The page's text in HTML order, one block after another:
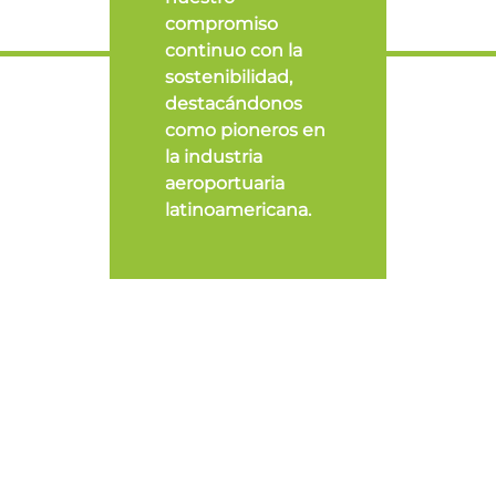
compromiso
continuo con la
sostenibilidad,
destacándonos
como pioneros en
la industria
aeroportuaria
latinoamericana.